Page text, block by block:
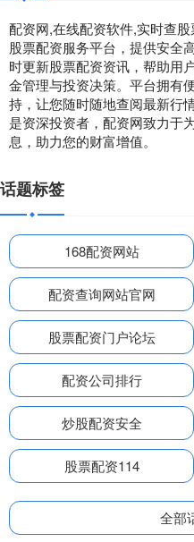
配资网,在线配资软件,实时查
股票配资服务平台，提供安全
时更新股票配资资讯，帮助用
金管理与投资决策。平台拥有
持，让您随时随地查阅最新行
是资深投资者，配资网致力于
息，助力您的财富增值。
话题标签
168配资网站
配资查询网站官网
股票配资门户论坛
配资公司排行
炒股配资安全
股票配资114
全部